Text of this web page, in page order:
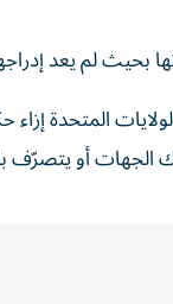
بحيث لم يعد
المتحدة
الجهات أو يتصرّف